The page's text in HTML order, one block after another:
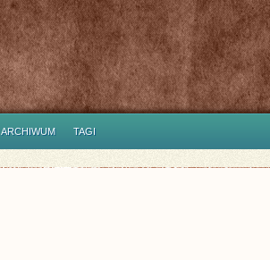
ARCHIWUM TAGI